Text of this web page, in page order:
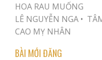
HOA RAU MUỐNG
LÊ NGUYỄN NGA •
CAO MỴ NHÂN
BÀI MỚI ĐĂNG